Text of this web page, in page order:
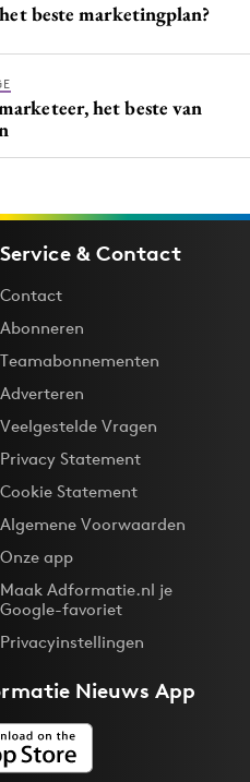
beste marketingplan?
het beste van
Service & Contact
Contact
Abonneren
Teamabonnementen
Adverteren
Veelgestelde Vragen
Privacy Statement
Cookie Statement
Algemene Voorwaarden
Onze app
Maak Adformatie.nl je
Google-favoriet
Privacyinstellingen
Nieuws App